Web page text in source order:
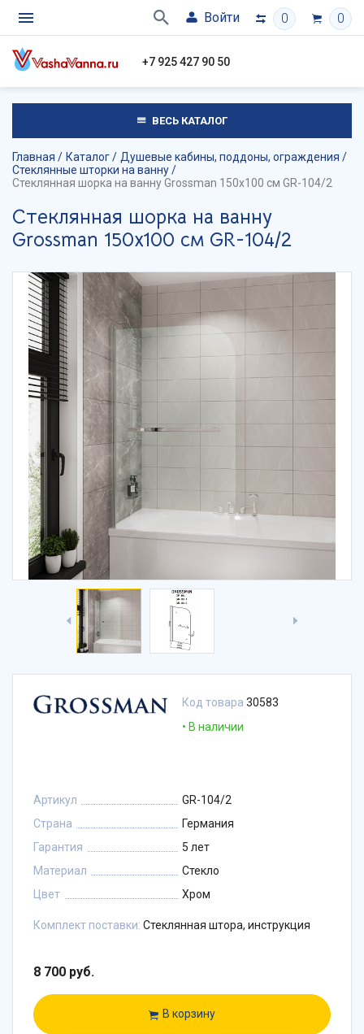
Войти 0 0
+7 925 427 90 50
ВЕСЬ КАТАЛОГ
Главная Каталог
Душевые кабины, поддоны, ограждения
Стеклянные шторки на ванну
Стеклянная шорка на ванну Grossman 150х100 см GR-104/2
Стеклянная шорка на ванну
Grossman 150х100 см GR-104/2
Код товара 30583
В наличии
Артикул
GR-104/2
Страна
Германия
Гарантия
5 лет
Материал
Стекло
Цвет
Хром
Комплект поставки: Стеклянная штора, инструкция
8 700 руб.
В корзину